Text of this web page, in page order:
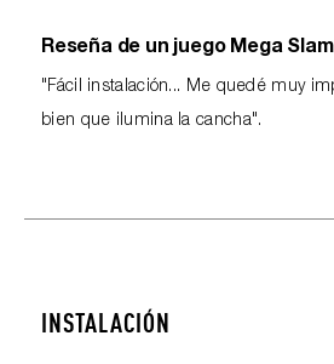
Reseña de un juego Mega
"Fácil instalación... Me quedé muy
bien que ilumina la cancha".
INSTALACIÓN